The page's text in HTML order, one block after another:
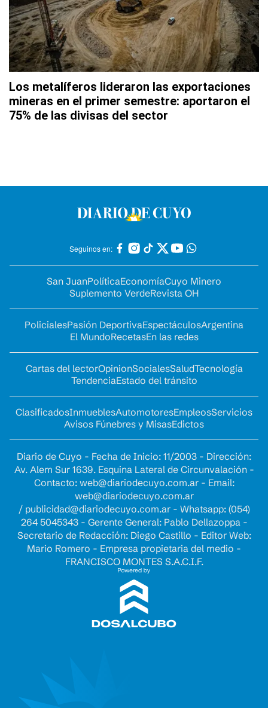
Los metalíferos lideraron las exportaciones
mineras en el primer semestre: aportaron el
75% de las divisas del sector
Seguinos en:
San JuanPolíticaEconomíaCuyo Minero
Suplemento VerdeRevista OH
PolicialesPasión DeportivaEspectáculosArgentina
El MundoRecetasEn las redes
Cartas del lectorOpinionSocialesSaludTecnología
TendenciaEstado del tránsito
ClasificadosInmueblesAutomotoresEmpleosServicios
Avisos Fúnebres y MisasEdictos
Diario de Cuyo - Fecha de Inicio: 11/2003 - Dirección:
Av. Alem Sur 1639. Esquina Lateral de Circunvalación -
Contacto: web@diariodecuyo.com.ar- Email:
web@diariodecuyo.com.ar
/ publicidad@diariodecuyo.com.ar- Whatsapp: (054)
264 5045343 - Gerente General: Pablo Dellazoppa -
Secretario de Redacción: Diego Castillo - Editor Web:
Mario Romero - Empresa propietaria del medio -
FRANCISCO MONTES S.A.C.I.F.